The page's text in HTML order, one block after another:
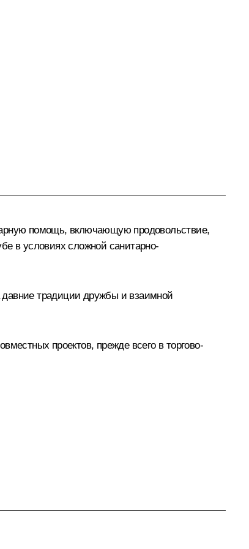
помощь, включающую продовольствие,
в условиях сложной санитарно-
давние традиции дружбы и взаимной
проектов, прежде всего в торгово-